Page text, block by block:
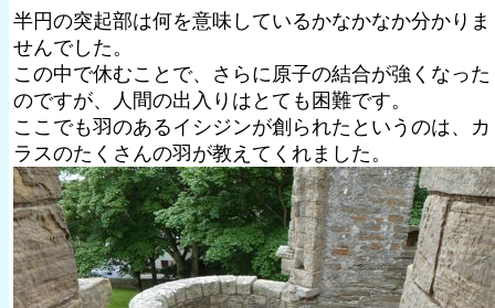
半円の突起部は何を意味しているかなかなか分かりま
せんでした。
この中で休むことで、さらに原子の結合が強くなった
のですが、人間の出入りはとても困難です。
ここでも羽のあるイシジンが創られたというのは、カ
ラスのたくさんの羽が教えてくれました。